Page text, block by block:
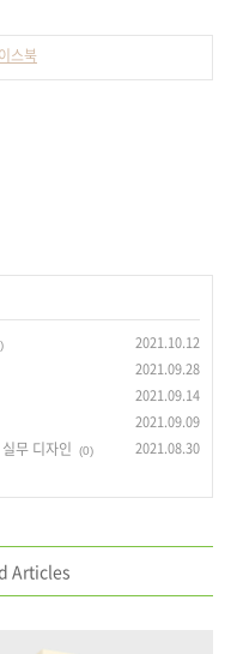
스북
2021.10.12
2021.09.28
2021.09.14
2021.09.09
무 디자인 (0) 2021.08.30
Articles